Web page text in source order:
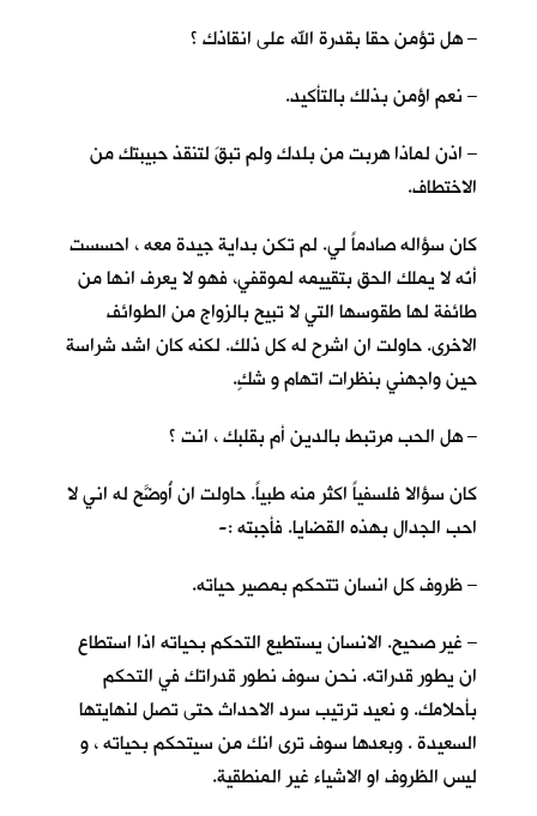
– هل تؤمن حقا بقدرة الله على انقاذك ؟
– نعم اؤمن بذلك بالتأكيد.
– اذن لماذا هربت من بلدك ولم تبقَ لتنقذ حبيبتك من
الاختطاف.
كان سؤاله صادماً لي. لم تكن بداية جيدة معه ، احسست
أنّه لا يملك الحق بتقييمه لموقفي، فهو لا يعرف انها من
طائفة لها طقوسها التي لا تبيح بالزواج من الطوائف
الاخرى. حاولت ان اشرح له كل ذلك. لكنه كان اشد شراسة
حين واجهني بنظرات اتهام و شكٍ.
– هل الحب مرتبط بالدين أم بقلبك ، انت ؟
كان سؤالا فلسفياً اكثر منه طبياً. حاولت ان أُوضَّح له اني لا
احب الجدال بهذه القضايا. فأجبته :-
– ظروف كل انسان تتحكم بمصير حياته.
– غير صحيح. الانسان يستطيع التحكم بحياته اذا استطاع
ان يطور قدراته. نحن سوف نطور قدراتك في التحكم
بأحلامك. و نعيد ترتيب سرد الاحداث حتى تصل لنهايتها
السعيدة . وبعدها سوف ترى انك من سيتحكم بحياته ، و
ليس الظروف او الاشياء غير المنطقية.